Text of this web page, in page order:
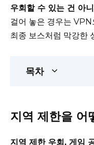
우회할 수 있는 건 아
걸어 놓은 경우는 VPN
최종 보스처럼 막강한
목차
지역 제한을 어
지역 제한 우회, 게임